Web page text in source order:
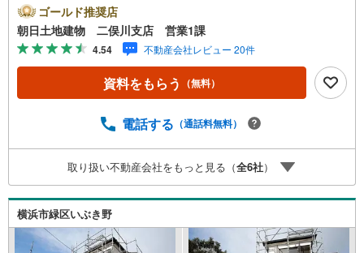
ーナーなど、お子様にも退屈せずにお過ごし頂けます。■
テレワークで作業効率のUP化オウチ時間で人生を豊かにす
るためにONとOFFを切り替えて、家族との時間も増えて幸
せマイホームを！■ 住宅ローンのご相談承ります。■住まい
選びはフィーリングも大切です。現地の空気や雰囲気を感
じてみましょう。営業スタッフまでお問合せくださいま
そうですが住まい選びはフィーリングも大切です。現地の
時にはお車の無料提携駐車場ございます。詳しくは営業ス
タッフまでお問合せくださいませ！■周辺の教育施設やスー
パー、ドラックストア等の情報、災害情報等がわかる「物
件レポート」お渡します■他の物件と併せてご案内もOK-ご
自宅や指定場所から無料送迎もOK-当日見学もOKです！
ゴールド推奨店
朝日土地建物 二俣川支店 営業1課
4.54 不動産会社レビュー 20件
資料をもらう （無料）
電話する （通話料無料）
取り扱い不動産会社をもっと見る（全6社）
横浜市緑区いぶき野